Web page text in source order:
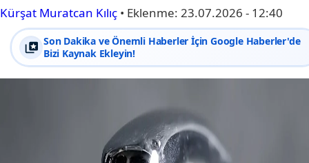
Kürşat Muratcan Kılıç • Eklenme: 23.07.2026 - 12:40
Son Dakika ve Önemli Haberler İçin Google Haberler'de
Bizi Kaynak Ekleyin!